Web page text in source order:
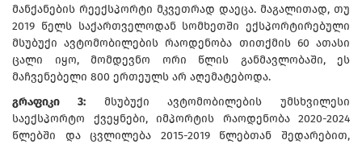
მანქანების რეექსპორტი მკვეთრად დაეცა. მაგალითად, თუ
2019 წელს საქართველოდან სომხეთში ექსპორტირებული
მსუბუქი ავტომობილების რაოდენობა თითქმის 60 ათასი
ცალი იყო, მომდევნო ორი წლის განმავლობაში, ეს
მაჩვენებელი 800 ერთეულს არ აღემატებოდა.
გრაფიკი 3:მსუბუქი ავტომობილების უმსხვილესი
საექსპორტო ქვეყნები, იმპორტის რაოდენობა 2020-2024
წლებში და ცვლილება 2015-2019 წლებთან შედარებით,